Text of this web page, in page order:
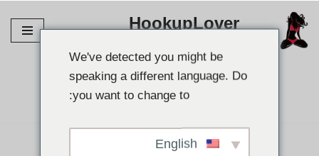
דלג
HookupLover
מצא את השותף שלך👉
We've detected you might be
speaking a different language. Do
you want to change to: